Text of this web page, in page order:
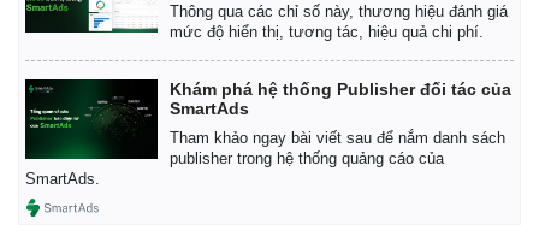
Thông qua các chỉ số này, thương hiệu đánh giá
mức độ hiển thị, tương tác, hiệu quả chi phí.
Khám phá hệ thống Publisher đối tác của
SmartAds
Tham khảo ngay bài viết sau để nắm danh sách
publisher trong hệ thống quảng cáo của
SmartAds.